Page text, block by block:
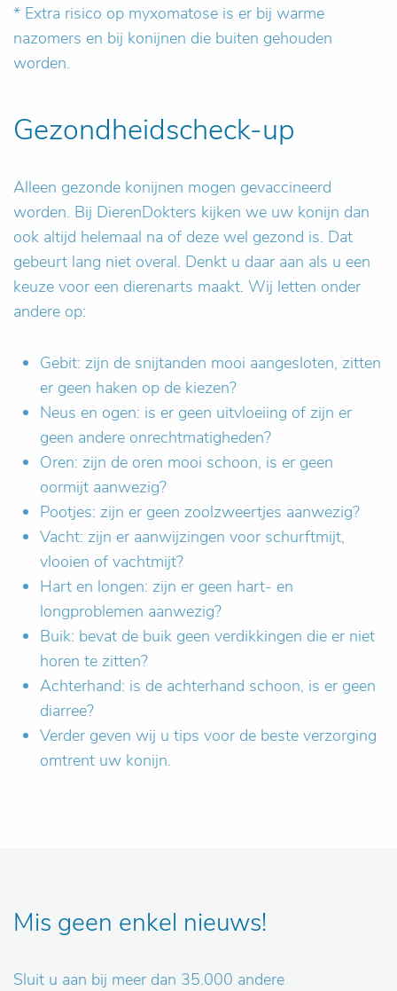
* Extra risico op myxomatose is er bij warme
nazomers en bij konijnen die buiten gehouden
worden.
Gezondheidscheck-up
Alleen gezonde konijnen mogen gevaccineerd
worden. Bij DierenDokters kijken we uw konijn dan
ook altijd helemaal na of deze wel gezond is. Dat
gebeurt lang niet overal. Denkt u daar aan als u een
keuze voor een dierenarts maakt. Wij letten onder
andere op:
Gebit: zijn de snijtanden mooi aangesloten, zitten
er geen haken op de kiezen?
Neus en ogen: is er geen uitvloeiing of zijn er
geen andere onrechtmatigheden?
Oren: zijn de oren mooi schoon, is er geen
oormijt aanwezig?
Pootjes: zijn er geen zoolzweertjes aanwezig?
Vacht: zijn er aanwijzingen voor schurftmijt,
vlooien of vachtmijt?
Hart en longen: zijn er geen hart- en
longproblemen aanwezig?
Buik: bevat de buik geen verdikkingen die er niet
horen te zitten?
Achterhand: is de achterhand schoon, is er geen
diarree?
Verder geven wij u tips voor de beste verzorging
omtrent uw konijn.
Mis geen enkel nieuws!
Sluit u aan bij meer dan 35.000 andere